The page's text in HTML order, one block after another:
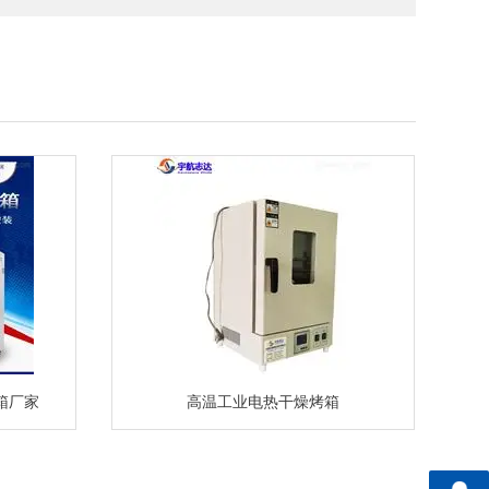
厂家 高温工业电热干燥烤箱